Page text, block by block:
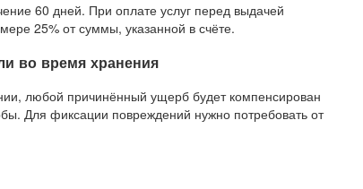
60 дней. При оплате услуг перед выдачей
25% от суммы, указанной в счёте.
во время хранения
любой причинённый ущерб будет компенсирован
Для фиксации повреждений нужно потребовать от